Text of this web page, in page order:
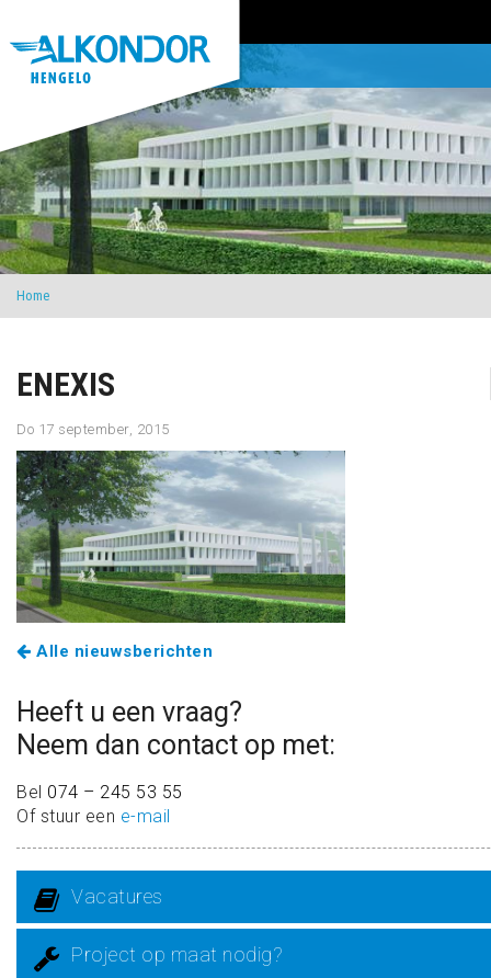
Home
ENEXIS
Do 17 september, 2015
Alle nieuwsberichten
Heeft u een vraag?
Neem dan contact op met:
Bel 074 – 245 53 55
Of stuur een e-mail
Vacatures
Project op maat nodig?